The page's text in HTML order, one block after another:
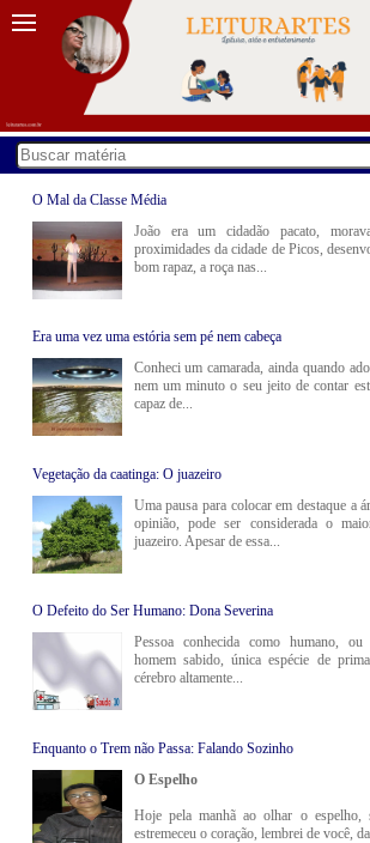
O Mal da Classe Média
João era um cidadão pacato,
proximidades da cidade de Picos,
bom rapaz, a roça nas...
Era uma vez uma estória sem pé nem cabeça
Conheci um camarada, ainda quando
nem um minuto o seu jeito de contar
capaz de...
Vegetação da caatinga: O juazeiro
Uma pausa para colocar em destaque a
opinião, pode ser considerada o
juazeiro. Apesar de essa...
O Defeito do Ser Humano: Dona Severina
Pessoa conhecida como humano,
homem sabido, única espécie de
cérebro altamente...
Enquanto o Trem não Passa: Falando Sozinho
O Espelho
Hoje pela manhã ao olhar o espelho,
estremeceu o coração, lembrei de você, da